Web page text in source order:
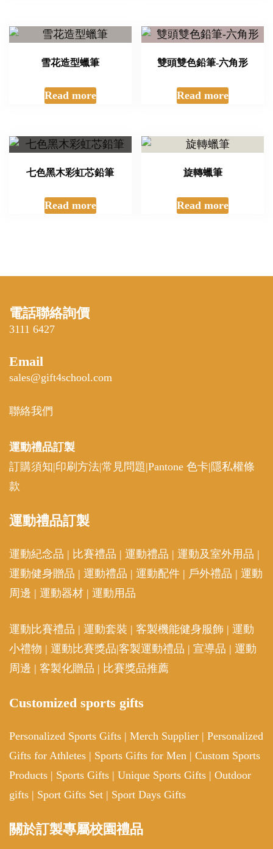
雪花造型蠟筆
Read more
雙頭雙色鉛筆-六角形
Read more
七色黑木彩虹芯鉛筆
Read more
旋轉蠟筆
Read more
電話聯絡詢價
3111 6427
Email
sales@gift4school.com
聯絡我們
運動禮品訂製
訂購須知|印刷方法|常見問題|Pantone 色卡| 隱私權條
款
運動禮品訂製
運動紀念品 | 比賽禮品 | 運動禮品 | 運動及室外用品 |
運動健身贈品 | 運動禮品 | 運動配件 | 戶外禮品 | 運動
周邊 | 運動器材 | 運動用品
運動比賽禮品 | 運動套裝 | 客製機能健身服飾 | 運動
小禮物 | 運動比賽獎品|客製運動禮品 | 宣導品 | 運動
周邊 | 客製化贈品 | 比賽獎品推薦
Customized sports gifts
Personalized Sports Gifts | Merch Supplier | Personalized
Gifts for Athletes | Sports Gifts for Men | Custom Sports
Products | Sports Gifts | Unique Sports Gifts | Outdoor
gifts | Sport Gifts Set | Sport Days Gifts
關於訂製專屬校園禮品